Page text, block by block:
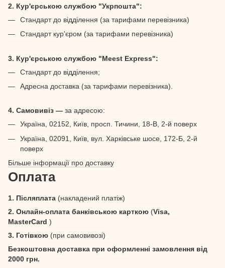
2. Кур'єрською службою "Укрпошта":
Стандарт до відділення (за тарифами перевізника)
Стандарт кур'єром (за тарифами перевізника)
3. Кур'єрською службою "Meest Express":
Стандарт до відділення;
Адресна доставка (за тарифами перевізника).
4. Самовивіз — за адресою:
Україна, 02152, Київ, просп. Тичини, 18-В, 2-й поверх
Україна, 02091, Київ, вул. Харківське шосе, 172-Б, 2-й
поверх
Більше інформації про доставку
Оплата
1. Післяплата (накладений платіж)
2. Онлайн-оплата банківською карткою (Visa,
MasterCard )
3. Готівкою (при самовивозі)
Безкоштовна доставка при оформленні замовлення від
2000 грн.